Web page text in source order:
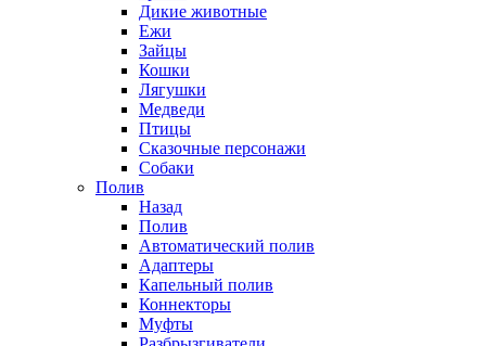
Дикие животные
Ежи
Зайцы
Кошки
Лягушки
Медведи
Птицы
Сказочные персонажи
Собаки
Полив
Назад
Полив
Автоматический полив
Адаптеры
Капельный полив
Коннекторы
Муфты